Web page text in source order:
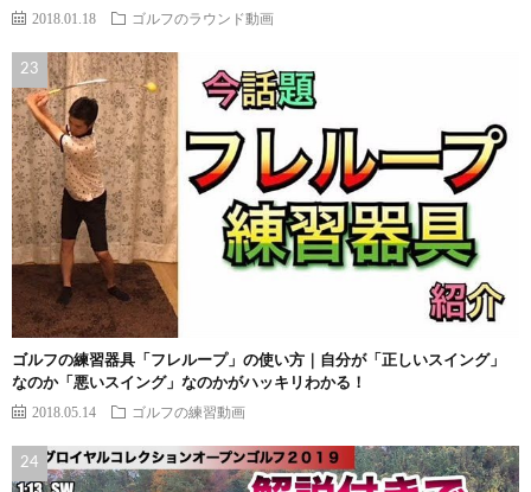
2018.01.18 ゴルフのラウンド動画
ゴルフの練習器具「フレループ」の使い方｜自分が「正しいスイング」
なのか「悪いスイング」なのかがハッキリわかる！
2018.05.14 ゴルフの練習動画